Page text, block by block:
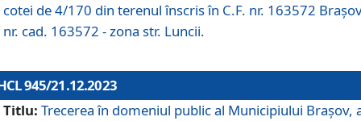
cotei de 4/170 din terenul înscris în C.F. nr. 163572
nr. cad. 163572 - zona str. Luncii.
945/21.12.2023
Titlu: Trecerea în domeniul public al Municipiului Braşov,